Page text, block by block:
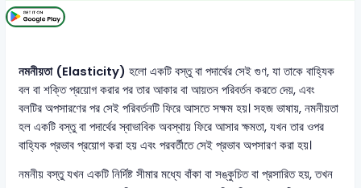
নমনীয়তা (Elasticity) হলো একটি বস্তু বা পদার্থের সেই গুণ, যা তাকে বাহ্যিক
বল বা শক্তি প্রয়োগ করার পর তার আকার বা আয়তন পরিবর্তন করতে দেয়, এবং
বলটির অপসারণের পর সেই পরিবর্তনটি ফিরে আসতে সক্ষম হয়। সহজ ভাষায়, নমনীয়তা
হল একটি বস্তু বা পদার্থের স্বাভাবিক অবস্থায় ফিরে আসার ক্ষমতা, যখন তার ওপর
বাহ্যিক প্রভাব প্রয়োগ করা হয় এবং পরবর্তীতে সেই প্রভাব অপসারণ করা হয়।
নমনীয় বস্তু যখন একটি নির্দিষ্ট সীমার মধ্যে বাঁকা বা সঙ্কুচিত বা প্রসারিত হয়, তখন